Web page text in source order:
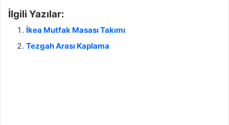
İlgili Yazılar:
İkea Mutfak Masası Takımı
Tezgah Arası Kaplama